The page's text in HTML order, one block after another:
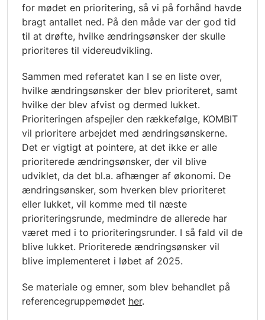
for mødet en prioritering, så vi på forhånd havde
bragt antallet ned. På den måde var der god tid
til at drøfte, hvilke ændringsønsker der skulle
prioriteres til videreudvikling.
Sammen med referatet kan I se en liste over,
hvilke ændringsønsker der blev prioriteret, samt
hvilke der blev afvist og dermed lukket.
Prioriteringen afspejler den rækkefølge, KOMBIT
vil prioritere arbejdet med ændringsønskerne.
Det er vigtigt at pointere, at det ikke er alle
prioriterede ændringsønsker, der vil blive
udviklet, da det bl.a. afhænger af økonomi. De
ændringsønsker, som hverken blev prioriteret
eller lukket, vil komme med til næste
prioriteringsrunde, medmindre de allerede har
været med i to prioriteringsrunder. I så fald vil de
blive lukket. Prioriterede ændringsønsker vil
blive implementeret i løbet af 2025.
Se materiale og emner, som blev behandlet på
referencegruppemødet her.